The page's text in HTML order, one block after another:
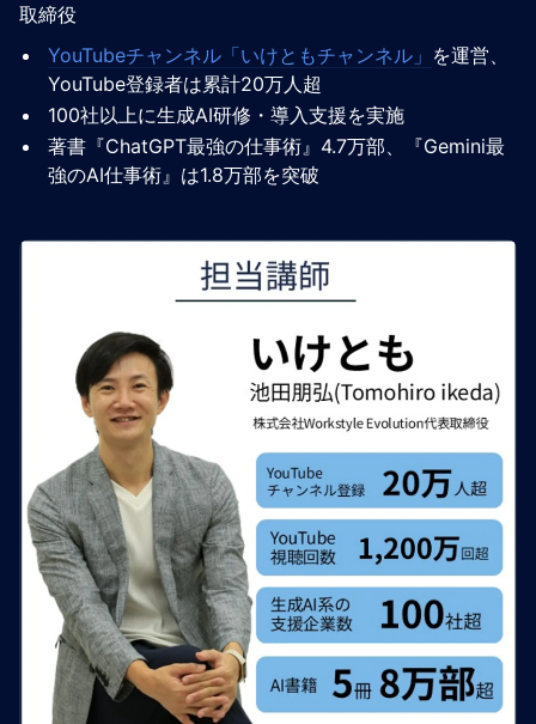
取締役
YouTubeチャンネル「いけともチャンネル」 を運営、
YouTube登録者は累計20万人超
100社以上に生成AI研修・導入支援を実施
著書『ChatGPT最強の仕事術』4.7万部、『Gemini最
強のAI仕事術』は1.8万部を突破